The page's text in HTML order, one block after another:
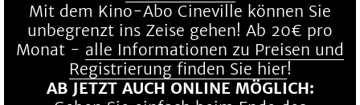
Mit dem Kino-Abo Cineville können Sie
unbegrenzt ins Zeise gehen! Ab 20€ pro
Monat - alle Informationen zu Preisen und
Registrierung finden Sie hier!
AB JETZT AUCH ONLINE MÖGLICH: